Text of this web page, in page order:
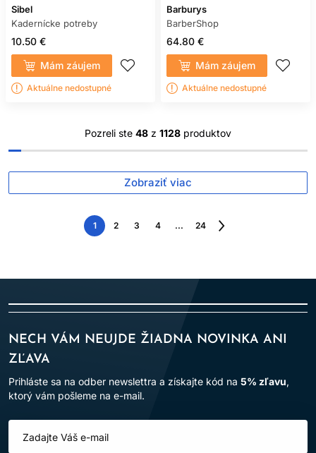
Sibel
Kadernícke potreby
10.50 €
Mám záujem
Aktuálne nedostupné
Barburys
BarberShop
64.80 €
Mám záujem
Aktuálne nedostupné
Pozreli ste 48 z 1128 produktov
Zobraziť viac
1 2 3 4 ... 24
Nasledujúca
NECH VÁM NEUJDE ŽIADNA NOVINKA ANI
ZĽAVA
Prihláste sa na odber newslettra a získajte kód na 5% zľavu,
ktorý vám pošleme na e-mail.